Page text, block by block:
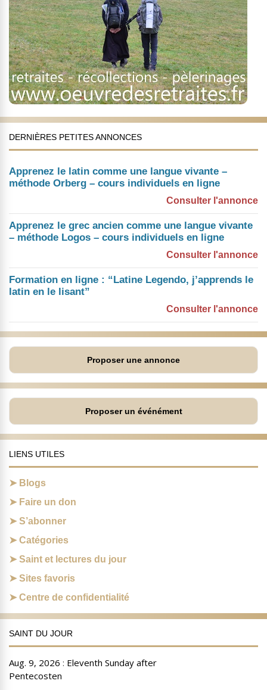
DERNIÈRES PETITES ANNONCES
Apprenez le latin comme une langue vivante –
méthode Orberg – cours individuels en ligne
Consulter l'annonce
Apprenez le grec ancien comme une langue vivante
– méthode Logos – cours individuels en ligne
Consulter l'annonce
Formation en ligne : “Latine Legendo, j’apprends le
latin en le lisant”
Consulter l'annonce
Proposer une annonce
Proposer un événément
LIENS UTILES
Blogs
Faire un don
S’abonner
Catégories
Saint et lectures du jour
Sites favoris
Centre de confidentialité
SAINT DU JOUR